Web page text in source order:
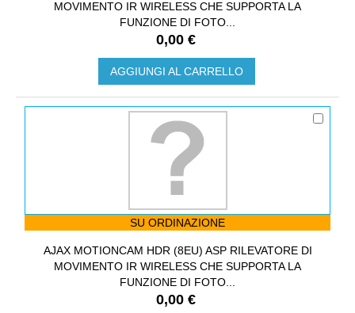
MOVIMENTO IR WIRELESS CHE SUPPORTA LA
FUNZIONE DI FOTO...
0,00 €
AGGIUNGI AL CARRELLO
SU ORDINAZIONE
AJAX MOTIONCAM HDR (8EU) ASP RILEVATORE DI
MOVIMENTO IR WIRELESS CHE SUPPORTA LA
FUNZIONE DI FOTO...
0,00 €